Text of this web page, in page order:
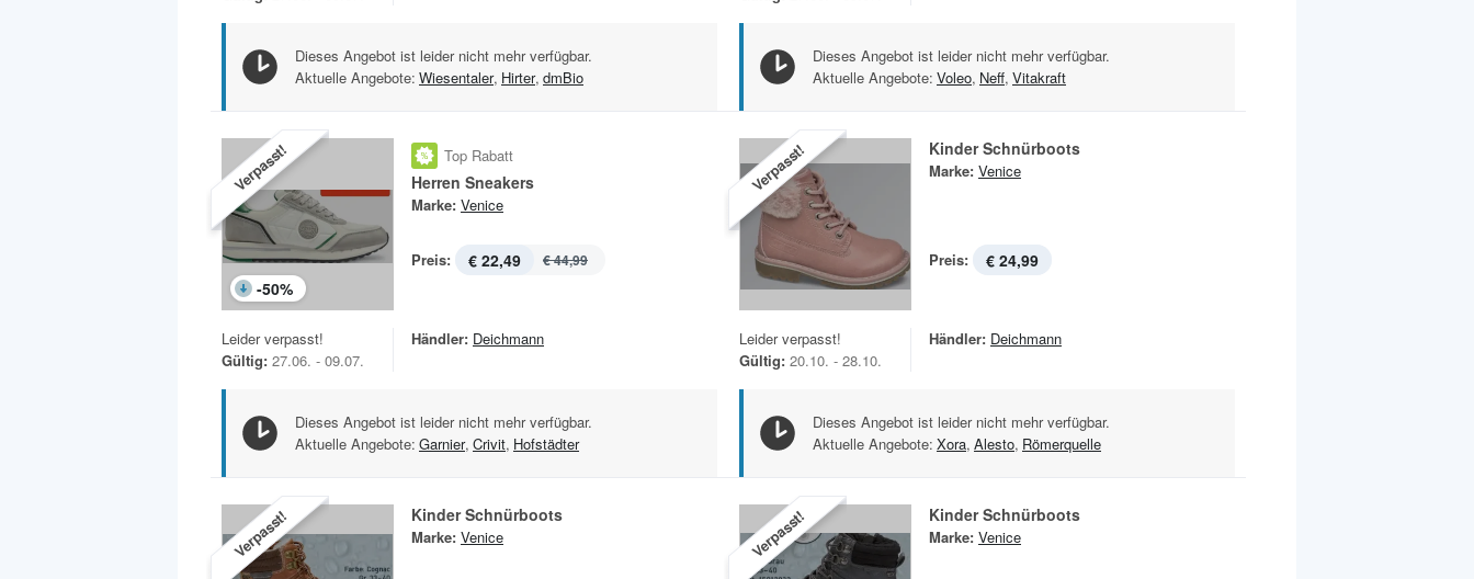
Dieses Angebot ist leider nicht mehr verfügbar.
Aktuelle Angebote: Wiesentaler, Hirter, dmBio
Dieses Angebot ist leider nicht mehr verfügbar.
Aktuelle Angebote: Voleo, Neff, Vitakraft
Verpasst!
-50%
Top Rabatt
Herren Sneakers
Marke: Venice
Preis: € 22,49 € 44,99
Leider verpasst!
Gültig: 27.06. - 09.07.
Händler: Deichmann
Dieses Angebot ist leider nicht mehr verfügbar.
Aktuelle Angebote: Garnier, Crivit, Hofstädter
Verpasst! Kinder Schnürboots
Marke: Venice
Preis: € 24,99
Leider verpasst!
Gültig: 20.10. - 28.10.
Händler: Deichmann
Dieses Angebot ist leider nicht mehr verfügbar.
Aktuelle Angebote: Xora, Alesto, Römerquelle
Verpasst! Kinder Schnürboots
Marke: Venice Verpasst! Kinder Schnürboots
Marke: Venice